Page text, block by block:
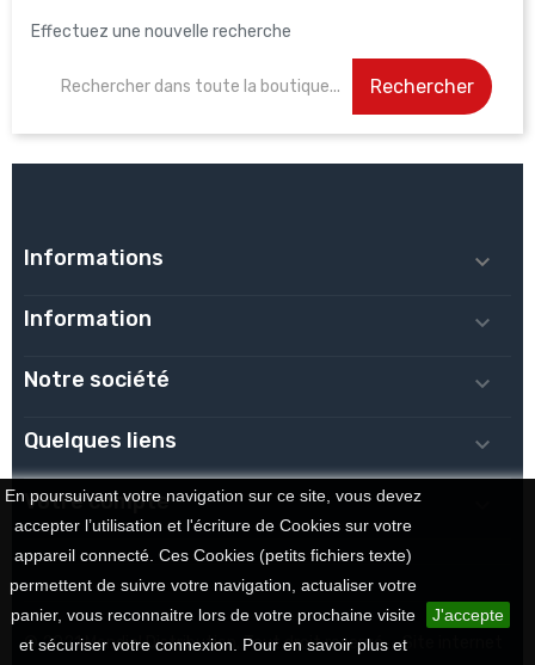
Effectuez une nouvelle recherche
Rechercher
Informations 
Information 
Notre société 
Quelques liens 
Votre compte
En poursuivant votre navigation sur ce site, vous devez
accepter l’utilisation et l'écriture de Cookies sur votre
appareil connecté. Ces Cookies (petits fichiers texte)
permettent de suivre votre navigation, actualiser votre
panier, vous reconnaitre lors de votre prochaine visite
et sécuriser votre connexion. Pour en savoir plus et
J'accepte
© 2021 Mondial Distribution. Tout droit reservé. - Site internet